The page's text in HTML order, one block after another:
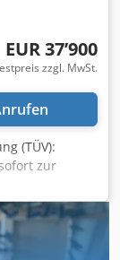
EUR 37’900
zzgl. MwSt.
(TÜV):
zur
INFO
English,
(Polnisch,
Tohksk NEU!